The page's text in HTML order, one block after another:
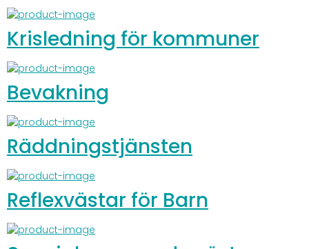
Krisledning för kommuner
Bevakning
Räddningstjänsten
Reflexvästar för Barn